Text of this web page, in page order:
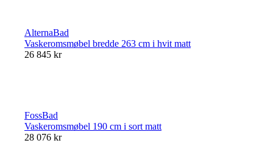
AlternaBad
Vaskeromsmøbel bredde 263 cm i hvit matt
26 845 kr
FossBad
Vaskeromsmøbel 190 cm i sort matt
28 076 kr